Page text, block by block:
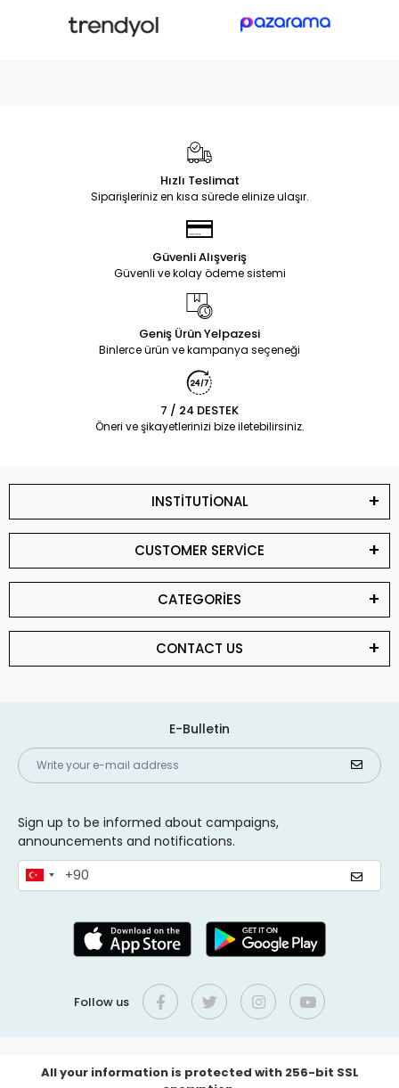
Hızlı Teslimat
Siparişleriniz en kısa sürede elinize ulaşır.
Güvenli Alışveriş
Güvenli ve kolay ödeme sistemi
Geniş Ürün Yelpazesi
Binlerce ürün ve kampanya seçeneği
7 / 24 DESTEK
Öneri ve şikayetlerinizi bize iletebilirsiniz.
INSTİTUTİONAL
CUSTOMER SERVİCE
CATEGORİES
CONTACT US
E-Bulletin
Sign up to be informed about campaigns,
announcements and notifications.
Follow us
All your information is protected with 256-bit SSL